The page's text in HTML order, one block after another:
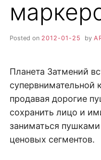
Posted on 2012-01-25 by
Планета Затмений
супервнимательной
продавая дорогие
сохранить лицо и
заниматься
ценовых сегментов.